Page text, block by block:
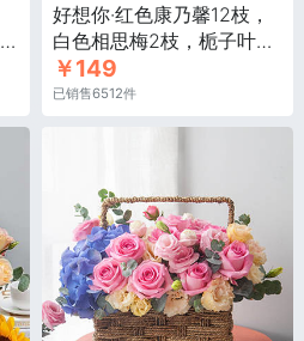
好想你·红色康乃馨12枝，
白色相思梅2枝，栀子叶
0.5扎
￥149
已销售6512件